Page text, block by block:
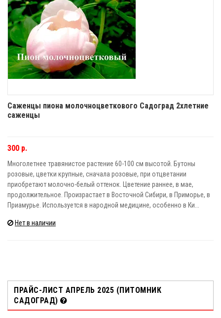
Саженцы пиона молочноцветкового Садоград 2хлетние
саженцы
300 р.
Многолетнее травянистое растение 60-100 см высотой. Бутоны
розовые, цветки крупные, сначала розовые, при отцветании
приобретают молочно-белый оттенок. Цветение раннее, в мае,
продолжительное. Произрастает в Восточной Сибири, в Приморье, в
Приамурье. Используется в народной медицине, особенно в Ки...
Нет в наличии
ПРАЙС-ЛИСТ АПРЕЛЬ 2025 (ПИТОМНИК
САДОГРАД)